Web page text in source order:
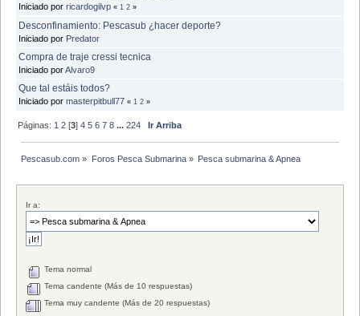
Iniciado por ricardogilvp « 1 2 »
Desconfinamiento: Pescasub ¿hacer deporte?
Iniciado por Predator
Compra de traje cressi tecnica
Iniciado porAlvaro9
Que tal estáis todos?
Iniciado por masterpitbull77 « 1 2 »
Páginas: 1 2 [3]4 5 6 7 8 ...224 Ir Arriba
Pescasub.com » Foros Pesca Submarina» Pesca submarina & Apnea
Ir a:
Tema normal
Tema candente (Más de 10 respuestas)
Tema muy candente (Más de 20 respuestas)